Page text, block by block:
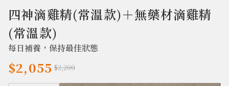
四神滴雞精(常溫款)＋無藥材滴雞精
(常溫款)
每日補養，保持最佳狀態
$2,055 $2,200